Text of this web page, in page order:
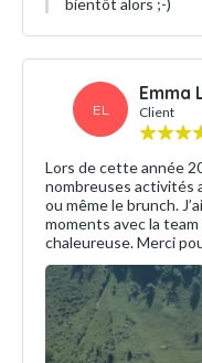
bientôt alors ;-)
EL
Emma
Client
Lors de cette année 2024,
nombreuses activités
ou même le brunch.
moments avec la
chaleureuse. Merci